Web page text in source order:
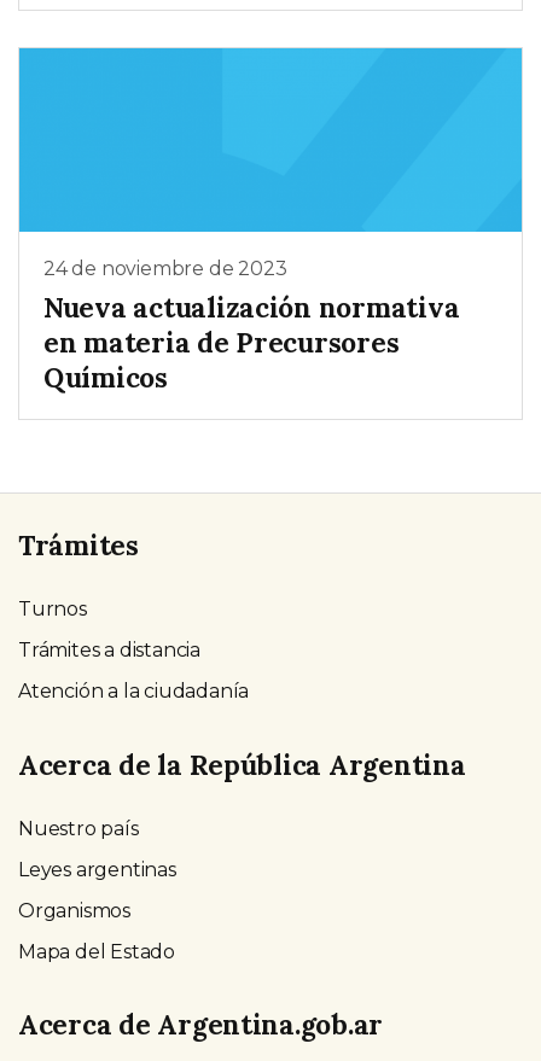
24 de noviembre de 2023
Nueva actualización normativa
en materia de Precursores
Químicos
Trámites
Turnos
Trámites a distancia
Atención a la ciudadanía
Acerca de la República Argentina
Nuestro país
Leyes argentinas
Organismos
Mapa del Estado
Acerca de Argentina.gob.ar